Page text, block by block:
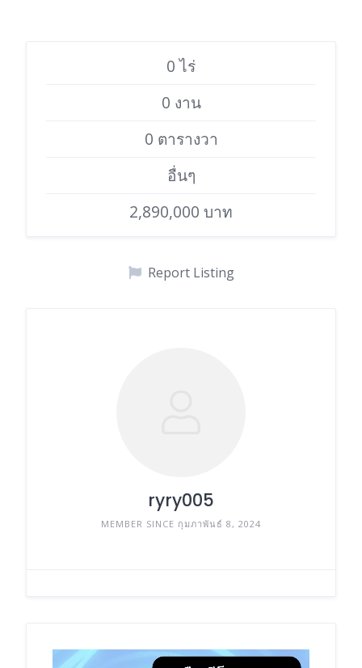
0 ไร่
0 งาน
0 ตารางวา
อื่นๆ
2,890,000 บาท
Report Listing
ryry005
MEMBER SINCE กุมภาพันธ์ 8, 2024